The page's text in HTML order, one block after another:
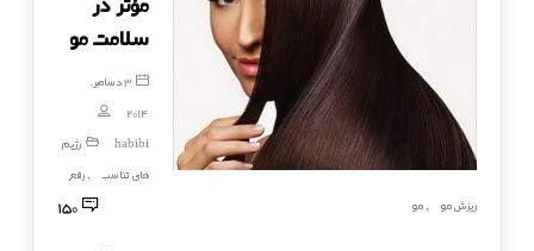
سلامت مو
3 دسامبر,
2014
habibi
رژیم
های تناسب
, رفع
ریزش مو
, مو 150